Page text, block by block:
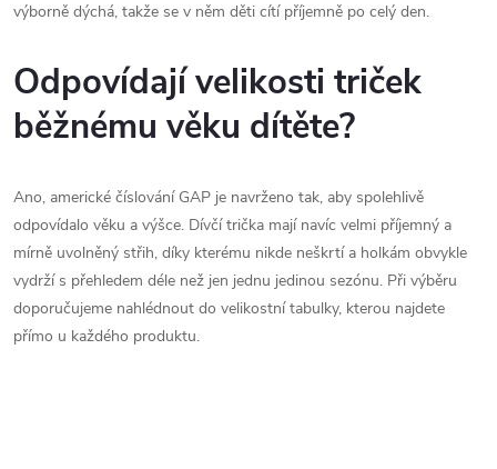
výborně dýchá, takže se v něm děti cítí příjemně po celý den.
Odpovídají velikosti triček
běžnému věku dítěte?
Ano, americké číslování GAP je navrženo tak, aby spolehlivě
odpovídalo věku a výšce. Dívčí trička mají navíc velmi příjemný a
mírně uvolněný střih, díky kterému nikde neškrtí a holkám obvykle
vydrží s přehledem déle než jen jednu jedinou sezónu. Při výběru
doporučujeme nahlédnout do velikostní tabulky, kterou najdete
přímo u každého produktu.